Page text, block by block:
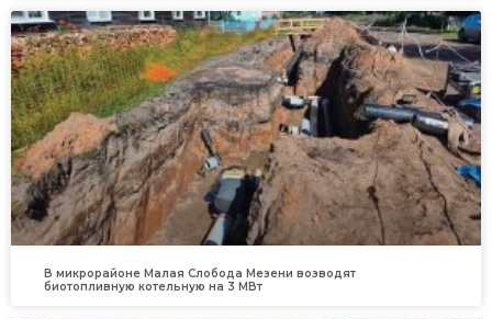
В микрорайоне Малая Слобода Мезени возводят
биотопливную котельную на 3 МВт